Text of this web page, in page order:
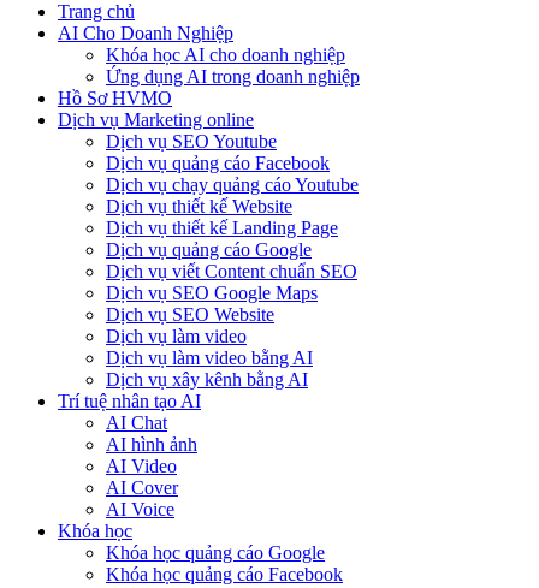
Trang chủ
AI Cho Doanh Nghiệp
Khóa học AI cho doanh nghiệp
Ứng dụng AI trong doanh nghiệp
Hồ Sơ HVMO
Dịch vụ Marketing online
Dịch vụ SEO Youtube
Dịch vụ quảng cáo Facebook
Dịch vụ chạy quảng cáo Youtube
Dịch vụ thiết kế Website
Dịch vụ thiết kế Landing Page
Dịch vụ quảng cáo Google
Dịch vụ viết Content chuẩn SEO
Dịch vụ SEO Google Maps
Dịch vụ SEO Website
Dịch vụ làm video
Dịch vụ làm video bằng AI
Dịch vụ xây kênh bằng AI
Trí tuệ nhân tạo AI
AI Chat
AI hình ảnh
AI Video
AI Cover
AI Voice
Khóa học
Khóa học quảng cáo Google
Khóa học quảng cáo Facebook